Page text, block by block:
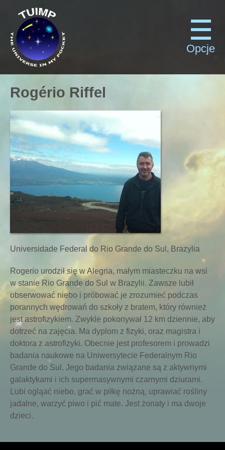
Opcje
Rogério Riffel
Universidade Federal do Rio Grande do Sul, Brazylia
Rogerio urodził się w Alegria, małym miasteczku na wsi
w stanie Rio Grande do Sul w Brazylii. Zawsze lubił
obserwować niebo i próbować je zrozumieć podczas
porannych wędrowań do szkoły z bratem, który również
jest astrofizykiem. Zwykle pokonywał 12 km dziennie, aby
dotrzeć na zajęcia. Ma dyplom z fizyki, oraz magistra i
doktora z astrofizyki. Obecnie jest profesorem i prowadzi
badania naukowe na Uniwersytecie Federalnym Rio
Grande do Sul. Jego badania związane są z aktywnymi
galaktykami i ich supermasywnymi czarnymi dziurami.
Lubi ogląać niebo, grać w piłkę nożną, uprawiać rośliny
jadalne, warzyć piwo i pić mate. Jest żonaty i ma dwoje
dzieci.